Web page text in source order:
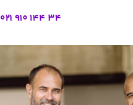
021 910 144 34